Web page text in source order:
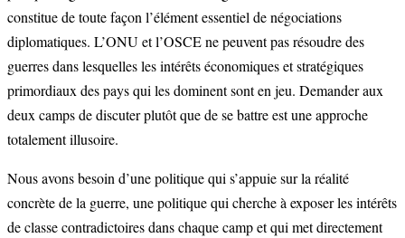
constitue de toute façon l’élément essentiel de négociations
diplomatiques. L’ONU et l’OSCE ne peuvent pas résoudre des
guerres dans lesquelles les intérêts économiques et stratégiques
primordiaux des pays qui les dominent sont en jeu. Demander aux
deux camps de discuter plutôt que de se battre est une approche
totalement illusoire.
Nous avons besoin d’une politique qui s’appuie sur la réalité
concrète de la guerre, une politique qui cherche à exposer les intérêts
de classe contradictoires dans chaque camp et qui met directement